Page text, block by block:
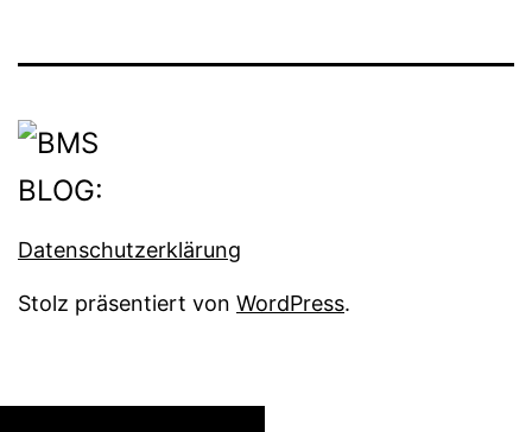
Datenschutzerklärung
Stolz präsentiert von WordPress.